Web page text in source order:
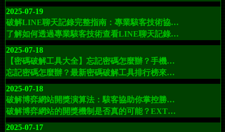
2025-07-19
破解LINE聊天記錄完整指南：專業駭客技術協助，安全查看他人LINE對話不被發現
了解如何透過專業駭客技術查看LINE聊天記錄，掌握駭客入侵LINE帳號的常見手段，並學習如何保護您的帳戶安全，避免成為駭客攻擊的受害者。
2025-07-18
【密碼破解工具大全】忘記密碼怎麼辦？手機、電腦、社群帳號全方位解鎖密碼
忘記密碼怎麼辦？最新密碼破解工具排行榜來了！涵蓋手機、電腦、社群帳號、WiFi 與攝影機密碼破解技術，協助你找回帳號、恢復權限，並提供委託駭客諮詢聯絡方式！
2025-07-18
破解博弈網站開獎演算法：駭客協助你掌控勝率關鍵！
破解博弈網站的開獎機制是否真的可能？EXT駭客聯盟提供專業黑帽駭客委託服務，協助用戶操控開獎數據、修改中獎結果，或加強網站安全防禦。本篇全面解析攻擊手法與破解策略，揭開網賭背後的數位陰影。
2025-07-17